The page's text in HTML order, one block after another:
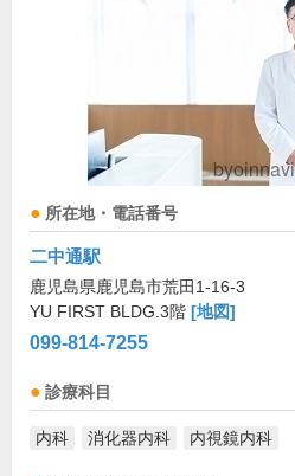
所在地・電話番号
二中通駅
鹿児島県鹿児島市荒田1-16-3
YU FIRST BLDG.3階 [地図]
099-814-7255
診療科目
内科 消化器内科 内視鏡内科